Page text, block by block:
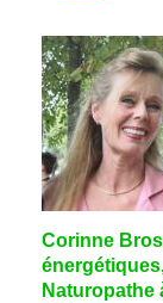
Corinne
Naturopathe